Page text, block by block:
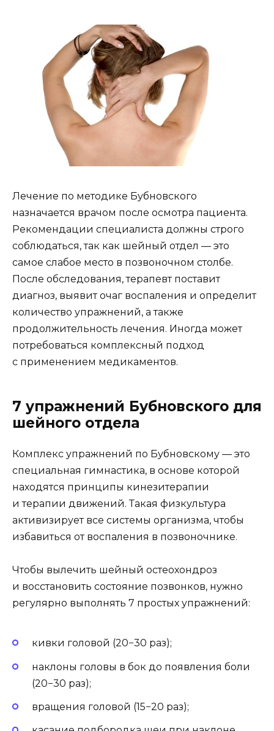
Лечение по методике Бубновского
назначается врачом после осмотра пациента.
Рекомендации специалиста должны строго
соблюдаться, так как шейный отдел — это
самое слабое место в позвоночном столбе.
После обследования, терапевт поставит
диагноз, выявит очаг воспаления и определит
количество упражнений, а также
продолжительность лечения. Иногда может
потребоваться комплексный подход
с применением медикаментов.
7 упражнений Бубновского для
шейного отдела
Комплекс упражнений по Бубновскому — это
специальная гимнастика, в основе которой
находятся принципы кинезитерапии
и терапии движений. Такая физкультура
активизирует все системы организма, чтобы
избавиться от воспаления в позвоночнике.
Чтобы вылечить шейный остеохондроз
и восстановить состояние позвонков, нужно
регулярно выполнять 7 простых упражнений:
кивки головой (20−30 раз);
наклоны головы в бок до появления боли
(20−30 раз);
вращения головой (15−20 раз);